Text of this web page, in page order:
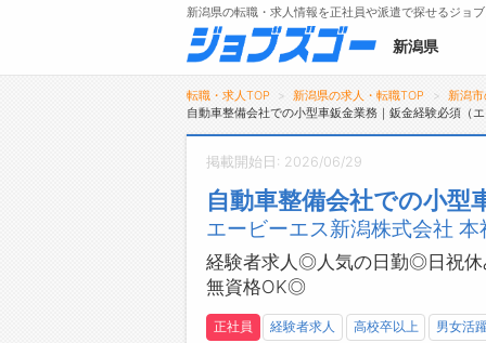
トップ
詳細情報で求人を探す
新潟県の転職・求人情報を正社員や派遣で探せるジョ
新潟県
転職・求人TOP 新潟県の求人・転職TOP
新潟
自動車整備会社での小型車鈑金業務｜鈑金経験必須（
掲載開始日: 2026/06/29
自動車整備会社での小型
エービーエス新潟株式会社
経験者求人◎人気の日勤◎日祝
無資格OK◎
正社員 経験者求人 高校卒以上 男女活